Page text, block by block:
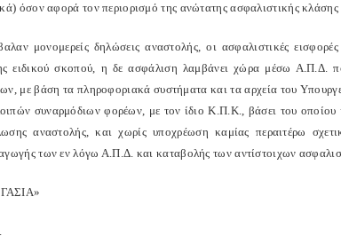
όσον αφορά τον περιορισμό της ανώτατης ασφαλιστικής
μονομερείς δηλώσεις αναστολής, οι ασφαλιστικές
ειδικού σκοπού, η δε ασφάλιση λαμβάνει χώρα μέσω Α.Π.Δ.
με βάση τα πληροφοριακά συστήματα και τα αρχεία του
συναρμόδιων φορέων, με τον ίδιο Κ.Π.Κ., βάσει του οποίου
αναστολής, και χωρίς υποχρέωση καμίας περαιτέρω
των εν λόγω Α.Π.Δ. και καταβολής των αντίστοιχων